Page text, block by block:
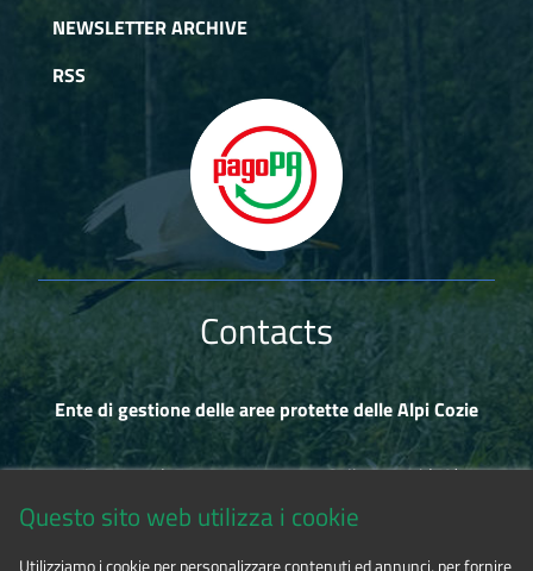
NEWSLETTER ARCHIVE
RSS
Contacts
Ente di gestione delle aree protette delle Alpi Cozie
Via Fransuà Fontan, 1 - 10050 Salbertrand (TO)
Questo sito web utilizza i cookie